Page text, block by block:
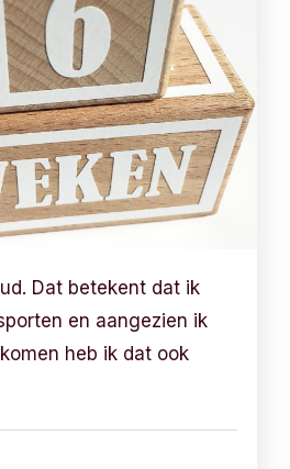
Dat betekent dat ik
en aangezien ik
heb ik dat ook